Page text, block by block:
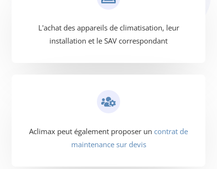
L'achat des appareils de climatisation, leur
installation et le SAV correspondant
Aclimax peut également proposer un contrat de
maintenance sur devis